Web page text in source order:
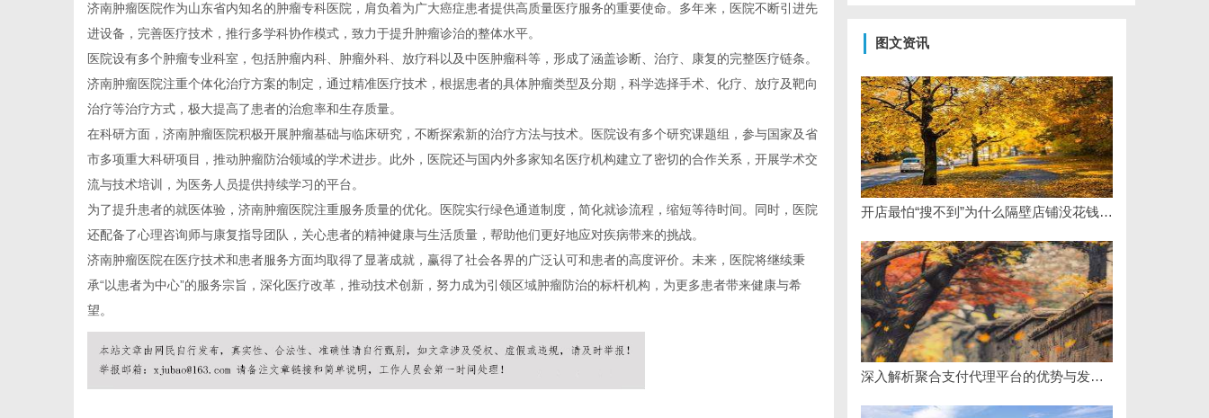
济南肿瘤医院作为山东省内知名的肿瘤专科医院，肩负着为广大癌症患者提供高质量医疗服务的重要使命。多年来，医院不断引进先
进设备，完善医疗技术，推行多学科协作模式，致力于提升肿瘤诊治的整体水平。
医院设有多个肿瘤专业科室，包括肿瘤内科、肿瘤外科、放疗科以及中医肿瘤科等，形成了涵盖诊断、治疗、康复的完整医疗链条。
济南肿瘤医院注重个体化治疗方案的制定，通过精准医疗技术，根据患者的具体肿瘤类型及分期，科学选择手术、化疗、放疗及靶向
治疗等治疗方式，极大提高了患者的治愈率和生存质量。
在科研方面，济南肿瘤医院积极开展肿瘤基础与临床研究，不断探索新的治疗方法与技术。医院设有多个研究课题组，参与国家及省
市多项重大科研项目，推动肿瘤防治领域的学术进步。此外，医院还与国内外多家知名医疗机构建立了密切的合作关系，开展学术交
流与技术培训，为医务人员提供持续学习的平台。
为了提升患者的就医体验，济南肿瘤医院注重服务质量的优化。医院实行绿色通道制度，简化就诊流程，缩短等待时间。同时，医院
还配备了心理咨询师与康复指导团队，关心患者的精神健康与生活质量，帮助他们更好地应对疾病带来的挑战。
济南肿瘤医院在医疗技术和患者服务方面均取得了显著成就，赢得了社会各界的广泛认可和患者的高度评价。未来，医院将继续秉
承“以患者为中心”的服务宗旨，深化医疗改革，推动技术创新，努力成为引领区域肿瘤防治的标杆机构，为更多患者带来健康与希
望。
图文资讯
开店最怕“搜不到”为什么隔壁店铺没花钱，ai却天天给他免费派单？
深入解析聚合支付代理平台的优势与发展趋势